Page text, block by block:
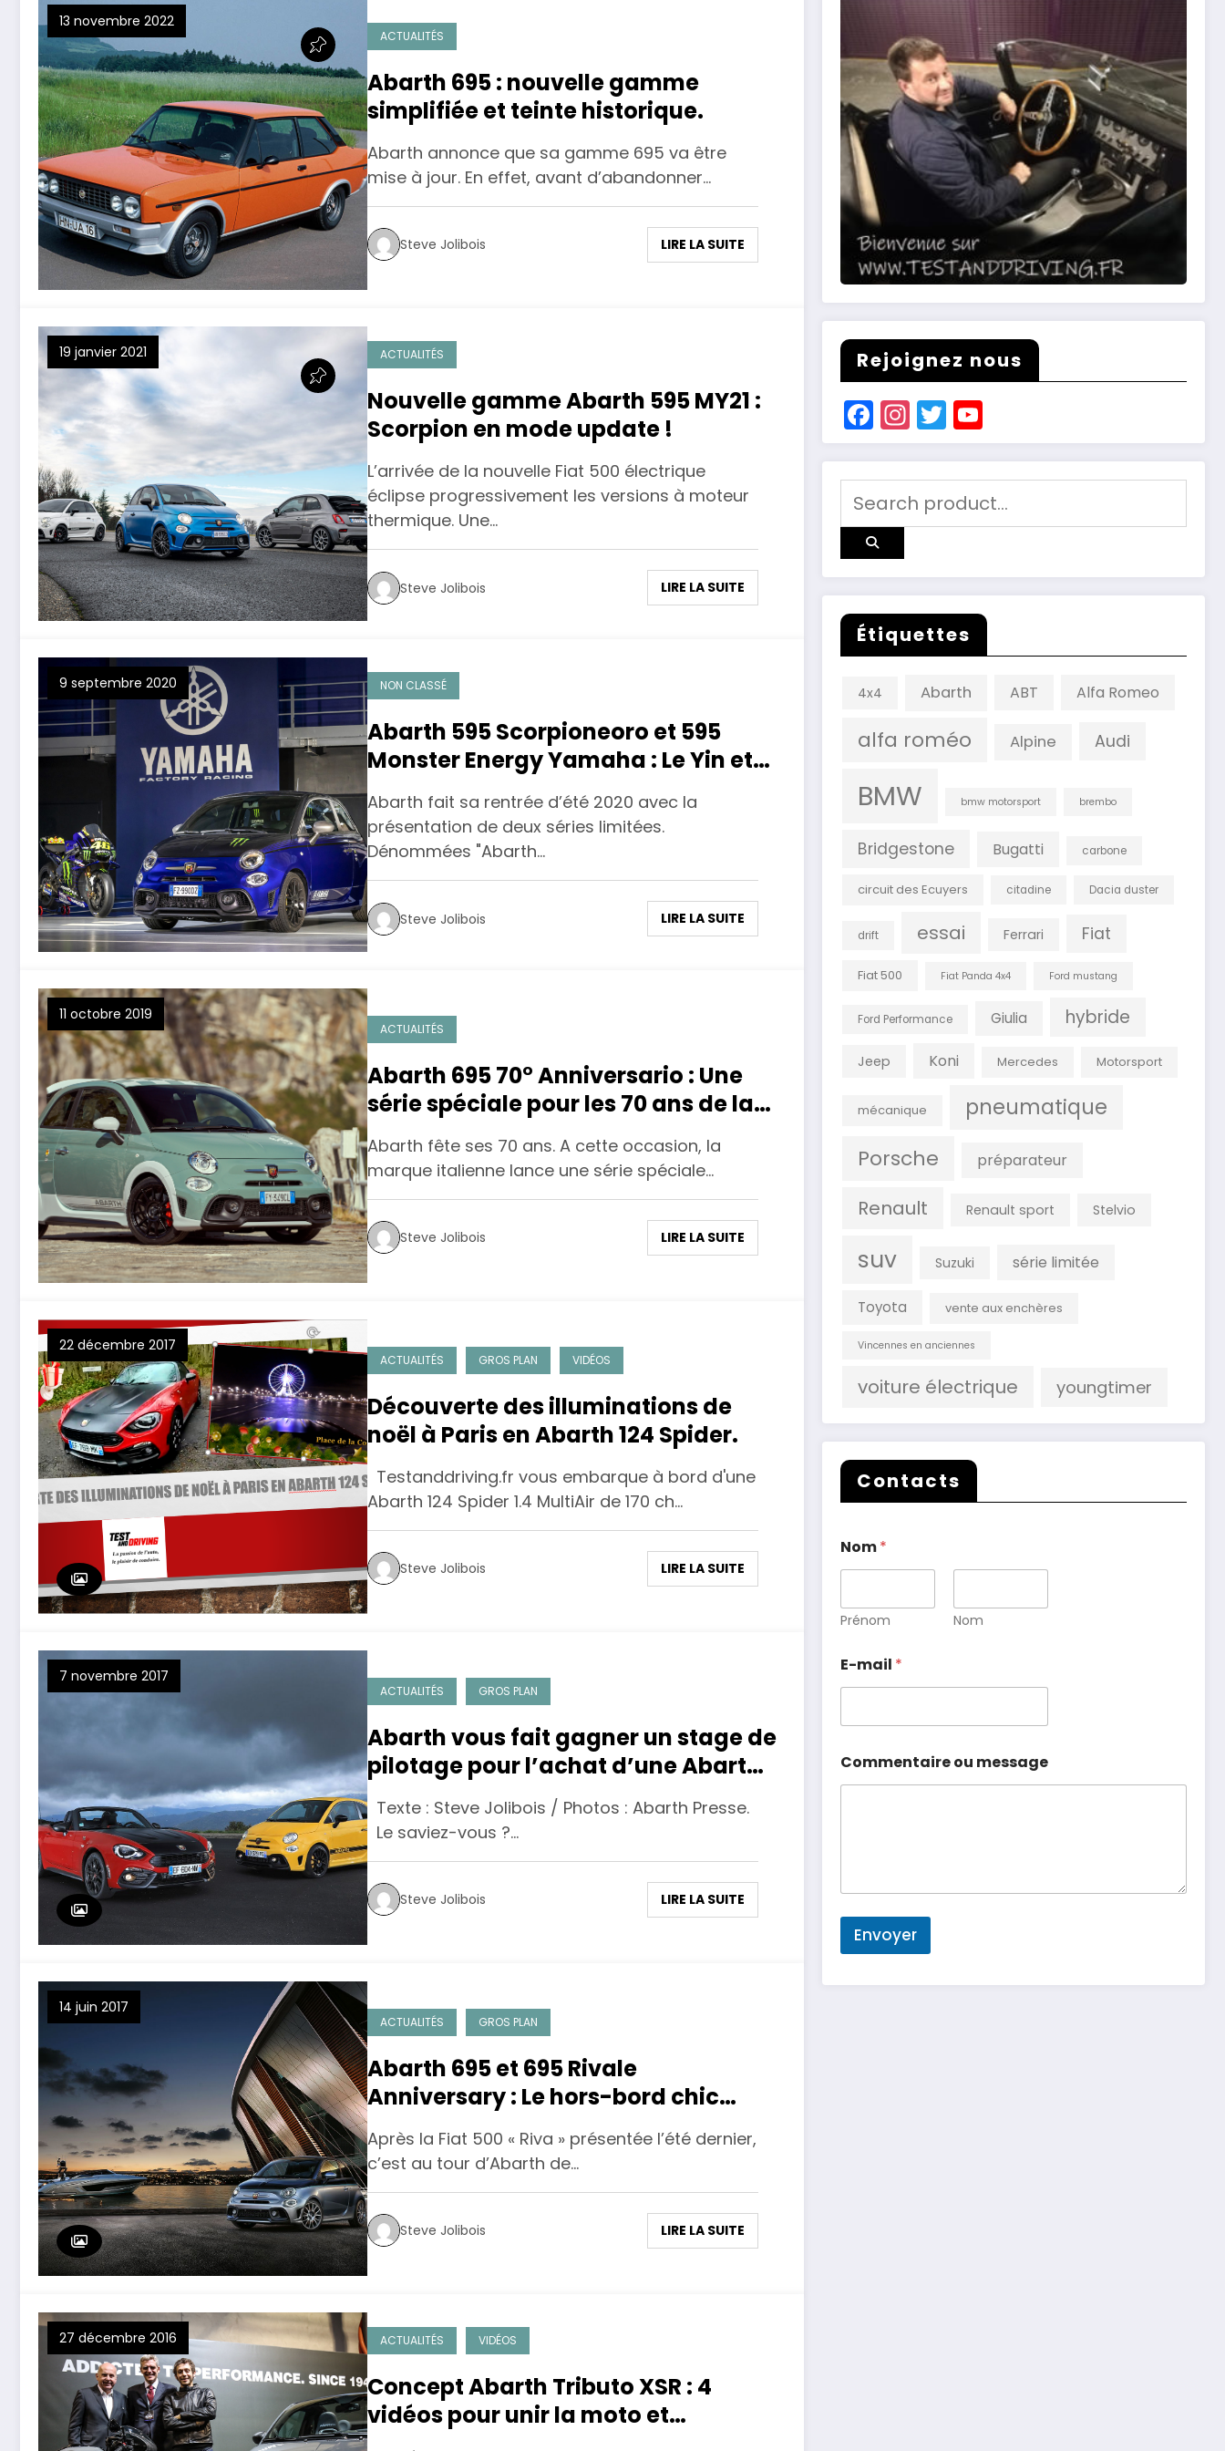
13 novembre 2022
ACTUALITÉS
Abarth 695 : nouvelle gamme
simplifiée et teinte historique.
Abarth annonce que sa gamme 695 va être
mise à jour. En effet, avant d’abandonner…
Steve Jolibois LIRE LA SUITE
19 janvier 2021 ACTUALITÉS
Nouvelle gamme Abarth 595 MY21 :
Scorpion en mode update !
L’arrivée de la nouvelle Fiat 500 électrique
éclipse progressivement les versions à moteur
thermique. Une…
Steve Jolibois LIRE LA SUITE
9 septembre 2020 NON CLASSÉ
Abarth 595 Scorpioneoro et 595
Monster Energy Yamaha : Le Yin et
le Yang version scorpion.
Abarth fait sa rentrée d’été 2020 avec la
présentation de deux séries limitées.
Dénommées "Abarth…
Steve Jolibois LIRE LA SUITE
11 octobre 2019
ACTUALITÉS
Abarth 695 70° Anniversario : Une
série spéciale pour les 70 ans de la
marque.
Abarth fête ses 70 ans. A cette occasion, la
marque italienne lance une série spéciale…
Steve Jolibois LIRE LA SUITE
22 décembre 2017
ACTUALITÉS GROS PLAN VIDÉOS
Découverte des illuminations de
noël à Paris en Abarth 124 Spider.
Testanddriving.fr vous embarque à bord d'une
Abarth 124 Spider 1.4 MultiAir de 170 ch…
Steve Jolibois LIRE LA SUITE
7 novembre 2017
ACTUALITÉS GROS PLAN
Abarth vous fait gagner un stage de
pilotage pour l’achat d’une Abarth
595* ou 124 Spyder.
Texte : Steve Jolibois / Photos : Abarth Presse.
Le saviez-vous ?…
Steve Jolibois LIRE LA SUITE
14 juin 2017
ACTUALITÉS GROS PLAN
Abarth 695 et 695 Rivale
Anniversary : Le hors-bord chic
d’Abarth.
Après la Fiat 500 « Riva » présentée l’été dernier,
c’est au tour d’Abarth de…
Steve Jolibois LIRE LA SUITE
27 décembre 2016 ACTUALITÉS VIDÉOS
Concept Abarth Tributo XSR : 4
vidéos pour unir la moto et
l’automobile de sport.
Rejoignez nous
Facebook
Instagram
Twitter
Channel
Étiquettes
4x4 Abarth ABT Alfa Romeo
alfa roméo Alpine Audi
BMW bmw motorsport brembo
Bridgestone Bugatti carbone
circuit des Ecuyers citadine Dacia duster
drift essai Ferrari Fiat
Fiat 500 Fiat Panda 4x4 Ford mustang
Ford Performance Giulia hybride
Jeep Koni Mercedes Motorsport
mécanique pneumatique
Porsche préparateur
Renault Renault sport Stelvio
suv Suzuki série limitée
Toyota vente aux enchères
Vincennes en anciennes
voiture électrique youngtimer
Contacts
Nom*
Prénom Nom
E-mail *
Commentaire ou message
Envoyer